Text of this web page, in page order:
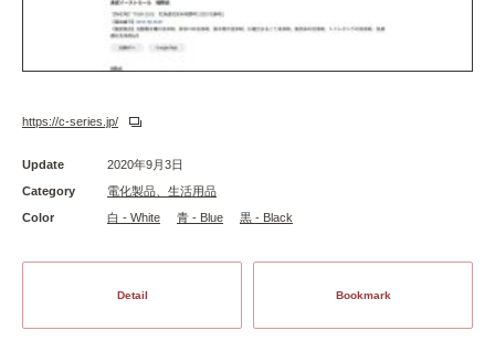
https://c-series.jp/
Update
2020年9月3日
Category
電化製品、生活用品
Color
白 - White 青 - Blue 黒 - Black
Detail Bookmark